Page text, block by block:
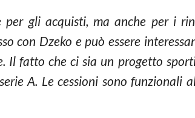
gli acquisti, ma anche per i
con Dzeko e può essere
Il fatto che ci sia un progetto
A. Le cessioni sono funzionali